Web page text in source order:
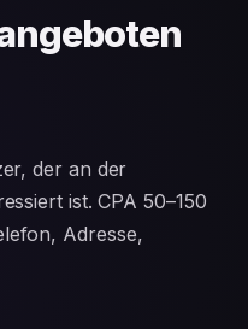
der an der
ist. CPA 50–150
Adresse,